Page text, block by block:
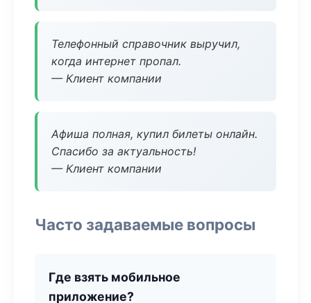
Телефонный справочник выручил,
когда интернет пропал.
— Клиент компании
Афиша полная, купил билеты онлайн.
Спасибо за актуальность!
— Клиент компании
Часто задаваемые вопросы
Где взять мобильное
приложение?